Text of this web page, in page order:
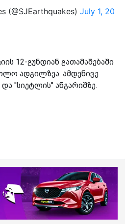
(@SJEarthquakes) July 1, 20
12-გუნდიან გათამაშებაში
ადგილზეა. ამდენივე
''სიეტლის'' ანგარიშზე.